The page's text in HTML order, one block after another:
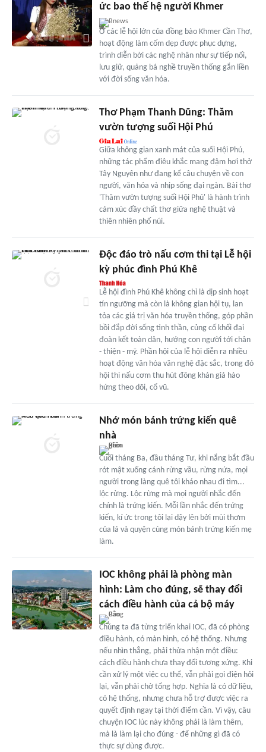
ức bao thế hệ người Khmer
Bnews
Ở các lễ hội lớn của đồng bào Khmer Cần Thơ,
hoạt động làm cốm dẹp được phục dựng,
trình diễn bởi các nghệ nhân như sự tiếp nối,
lưu giữ, quảng bá nghề truyền thống gắn liền
với đời sống văn hóa.
Thơ Phạm Thanh Dũng: Thăm
vườn tượng suối Hội Phú
Giữa không gian xanh mát của suối Hội Phú,
những tác phẩm điêu khắc mang đậm hơi thở
Tây Nguyên như đang kể câu chuyện về con
người, văn hóa và nhịp sống đại ngàn. Bài thơ
'Thăm vườn tượng suối Hội Phú' là hành trình
cảm xúc đầy chất thơ giữa nghệ thuật và
thiên nhiên phố núi.
Độc đáo trò nấu cơm thi tại Lễ hội
kỳ phúc đình Phú Khê
Lễ hội đình Phú Khê không chỉ là dịp sinh hoạt
tín ngưỡng mà còn là không gian hội tụ, lan
tỏa các giá trị văn hóa truyền thống, góp phần
bồi đắp đời sống tinh thần, củng cố khối đại
đoàn kết toàn dân, hướng con người tới chân
- thiện - mỹ. Phần hội của lễ hội diễn ra nhiều
hoạt động văn hóa văn nghệ đặc sắc, trong đó
hội thi nấu cơm thu hút đông khán giả hào
hứng theo dõi, cổ vũ.
Nhớ món bánh trứng kiến quê
nhà
Cuối tháng Ba, đầu tháng Tư, khi nắng bắt đầu
rót mật xuống cánh rừng vầu, rừng nứa, mọi
người trong làng quê tôi kháo nhau đi tìm...
lộc rừng. Lộc rừng mà mọi người nhắc đến
chính là trứng kiến. Mỗi lần nhắc đến trứng
kiến, kí ức trong tôi lại dậy lên bởi mùi thơm
của lá vả quyện cùng món bánh trứng kiến mẹ
làm.
IOC không phải là phòng màn
hình: Làm cho đúng, sẽ thay đổi
cách điều hành của cả bộ máy
Chúng ta đã từng triển khai IOC, đã có phòng
điều hành, có màn hình, có hệ thống. Nhưng
nếu nhìn thẳng, phải thừa nhận một điều:
cách điều hành chưa thay đổi tương xứng. Khi
cần xử lý một việc cụ thể, vẫn phải gọi điện hỏi
lại, vẫn phải chờ tổng hợp. Nghĩa là có dữ liệu,
có hệ thống, nhưng chưa hỗ trợ được việc ra
quyết định ngay tại thời điểm cần. Vì vậy, câu
chuyện IOC lúc này không phải là làm thêm,
mà là làm lại cho đúng - để những gì đã có
thực sự dùng được.